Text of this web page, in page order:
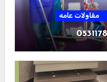
مقاولات عامه